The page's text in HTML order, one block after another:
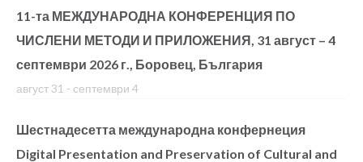
11-та МЕЖДУНАРОДНА КОНФЕРЕНЦИЯ ПО
ЧИСЛЕНИ МЕТОДИ И ПРИЛОЖЕНИЯ, 31 август – 4
септември 2026 г., Боровец, България
август 31 - септември 4
Шестнадесетта международна конфернеция
Digital Presentation and Preservation of Cultural and